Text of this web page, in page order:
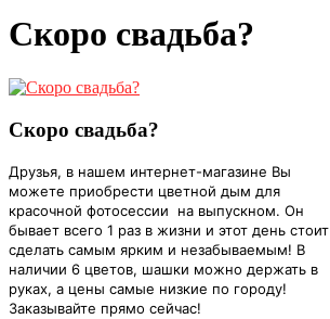
Скоро свадьба?
Скоро свадьба?
Друзья, в нашем интернет-магазине Вы
можете приобрести цветной дым для
красочной фотосессии
на выпускном. Он
бывает всего 1 раз в жизни и этот день стоит
сделать самым ярким и незабываемым! В
наличии 6 цветов, шашки можно держать в
руках, а цены самые низкие по городу!
Заказывайте прямо сейчас!